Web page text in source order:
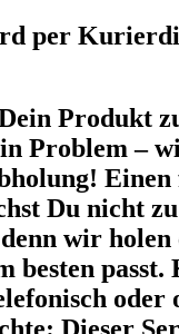
per
Produkt
Problem –
Einen
Du nicht zu
wir holen
besten
oder